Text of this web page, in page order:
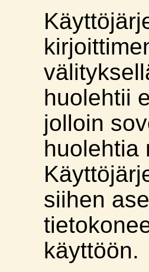
huolehtii
jolloin
huolehtia
siihen
käyttöön.